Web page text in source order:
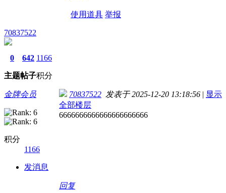
使用道具 举报
70837522
0
主题
642
帖子
1166
积分
金牌会员
积分
1166
发消息
70837522 发表于 2025-12-20 13:18:56 | 显示
全部楼层
6666666666666666666666
回复